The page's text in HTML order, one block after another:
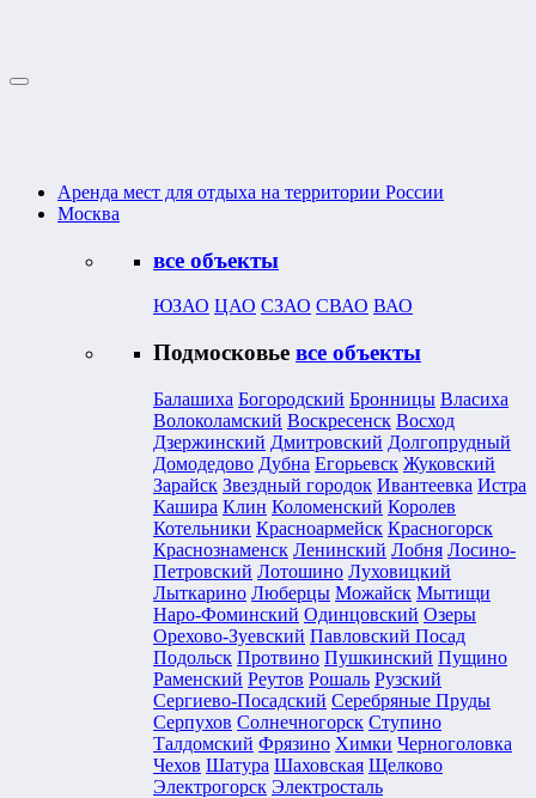
Аренда мест для отдыха на территории России
Москва
все объекты
ЮЗАО ЦАО СЗАО СВАО ВАО
Подмосковье все объекты
Балашиха Богородский Бронницы Власиха
Волоколамский Воскресенск Восход
Дзержинский Дмитровский Долгопрудный
Домодедово Дубна Егорьевск Жуковский
Зарайск Звездный городок Ивантеевка Истра
Кашира Клин Коломенский Королев
Котельники Красноармейск Красногорск
Краснознаменск Ленинский Лобня Лосино-
Петровский Лотошино Луховицкий
Лыткарино Люберцы Можайск Мытищи
Наро-Фоминский Одинцовский Озеры
Орехово-Зуевский Павловский Посад
Подольск Протвино Пушкинский Пущино
Раменский Реутов Рошаль Рузский
Сергиево-Посадский Серебряные Пруды
Серпухов Солнечногорск Ступино
Талдомский Фрязино Химки Черноголовка
Чехов Шатура Шаховская Щелково
Электрогорск Электросталь